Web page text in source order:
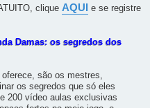
clique AQUI e se registre
Damas: os segredos dos
são os mestres,
os segredos que só eles
200 vídeo aulas exclusivas